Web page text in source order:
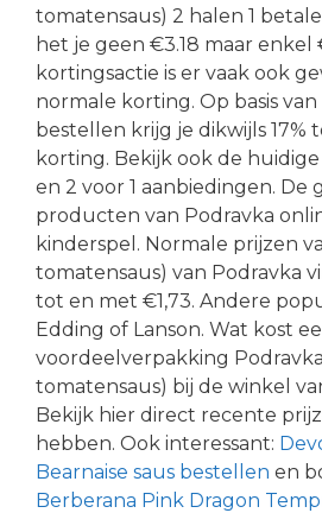
tomatensaus) 2 halen 1
het je geen €3.18 maar enkel
kortingsactie is er vaak ook
normale korting. Op basis
bestellen krijg je dikwijls 17%
korting. Bekijk ook de
en 2 voor 1 aanbiedingen. De
producten van Podravka
kinderspel. Normale prijzen
tomatensaus) van Podravka
tot en met €1,73. Andere
Edding of Lanson. Wat kost
voordeelverpakking
tomatensaus) bij de winkel
Bekijk hier direct recente
hebben. Ook interessant:
Bearnaise saus bestellen en
Berberana Pink Dragon